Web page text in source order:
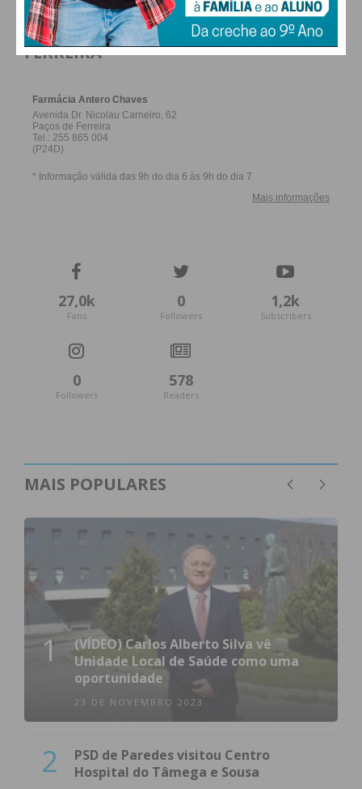
Subscreva a newsletter do
Imediato
obtenha de forma regular a informação
FARMACIAS DE SERVIÇO EM PAÇOS DE
FERREIRA
27,0k
Fans
0
Followers
1,2k
Subscribers
0
Followers
578
Readers
MAIS POPULARES
1
(VÍDEO) Carlos Alberto Silva vê
Unidade Local de Saúde como uma
oportunidade
23 DE NOVEMBRO 2023
2
PSD de Paredes visitou Centro
Hospital do Tâmega e Sousa